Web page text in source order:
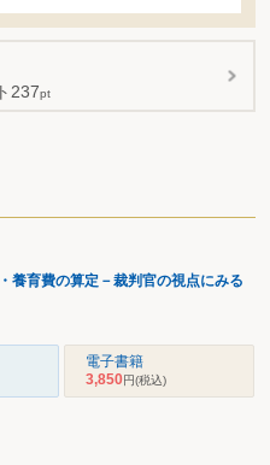
237pt
養育費の算定－裁判官の視点にみる
電子書籍
3,850円(税込)